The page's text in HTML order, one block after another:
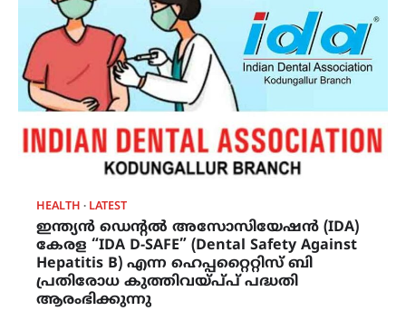
HEALTH LATEST
ഇന്ത്യൻ ഡെന്റൽ അസോസിയേഷൻ (IDA)
കേരള “IDA D-SAFE” (Dental Safety Against
Hepatitis B) എന്ന ഹെപ്പറ്റൈറ്റിസ് ബി
പ്രതിരോധ കുത്തിവയ്പ‌്‌പ് പദ്ധതി
ആരംഭിക്കുന്നു